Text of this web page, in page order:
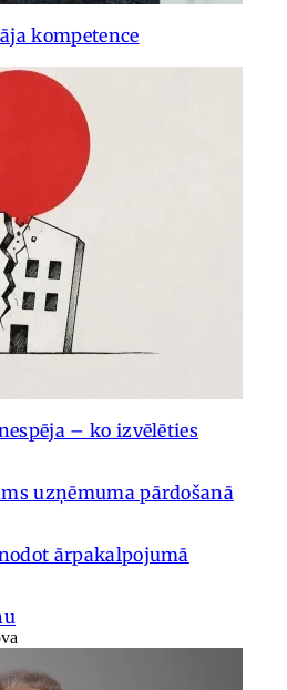
kompetence
– ko izvēlēties
uzņēmuma pārdošanā
ārpakalpojumā